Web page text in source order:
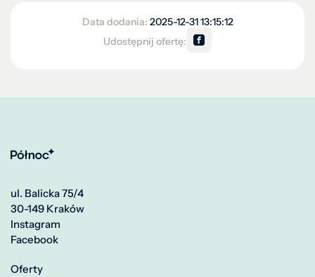
Data dodania: 2025-12-31 13:15:12
Udostępnij ofertę:
ul. Balicka 75/4
30-149 Kraków
Instagram
Facebook
Oferty